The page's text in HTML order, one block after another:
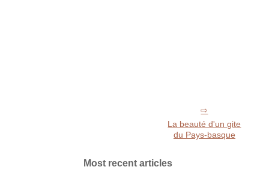
La beauté d'un gite
du Pays-basque
Most recent articles